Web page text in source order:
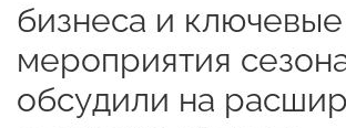
бизнеса и ключевые
мероприятия
обсудили на